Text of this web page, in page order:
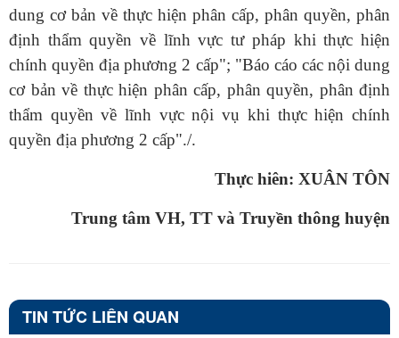
dung cơ bản về thực hiện phân cấp, phân quyền, phân
định thẩm quyền về lĩnh vực tư pháp khi thực hiện
chính quyền địa phương 2 cấp"; "Báo cáo các nội dung
cơ bản về thực hiện phân cấp, phân quyền, phân định
thẩm quyền về lĩnh vực nội vụ khi thực hiện chính
quyền địa phương 2 cấp"./.
Thực hiên: XUÂN TÔN
Trung tâm VH, TT và Truyền thông huyện
TIN TỨC LIÊN QUAN